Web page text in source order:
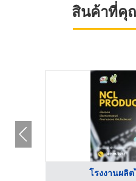
สินค้าที่คุ
โรงงานผลิ